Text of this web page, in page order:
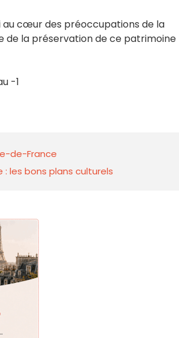
au cœur des préoccupations de la
la préservation de ce patrimoine
-1
de-France
les bons plans culturels